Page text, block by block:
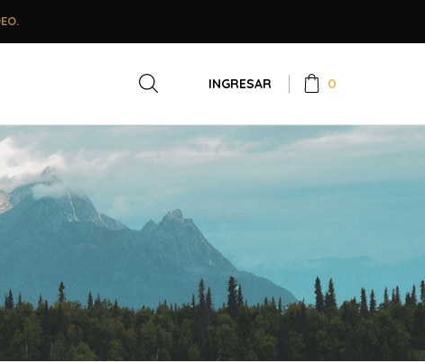
INGRESAR 0